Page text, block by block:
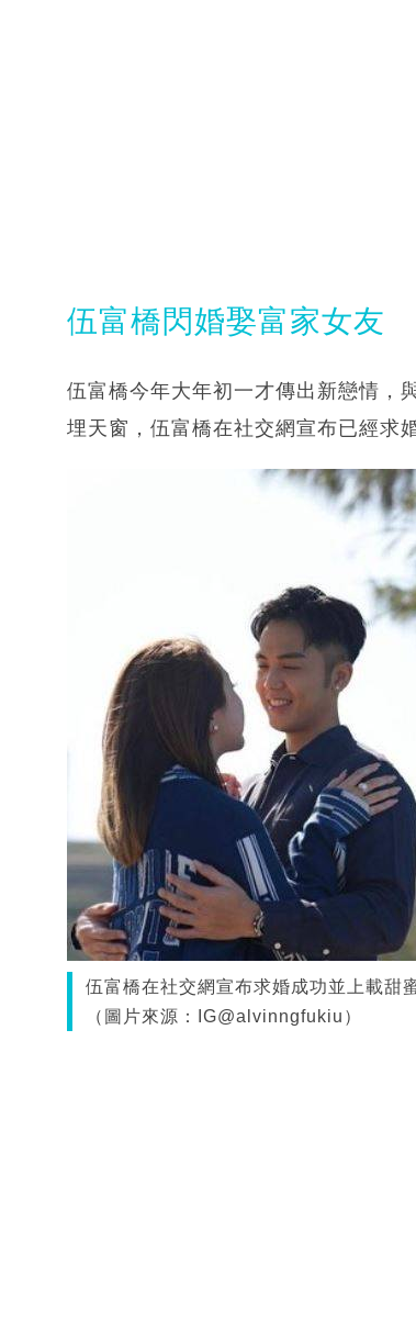
伍富橋閃婚娶富家女友
伍富橋今年大年初一才傳出新戀情，
埋天窗，伍富橋在社交網宣布已經求
伍富橋在社交網宣布求婚成功並上載甜
（圖片來源：IG@alvinngfukiu）